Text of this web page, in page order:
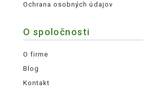
Ochrana osobných údajov
O spoločnosti
O firme
Blog
Kontakt